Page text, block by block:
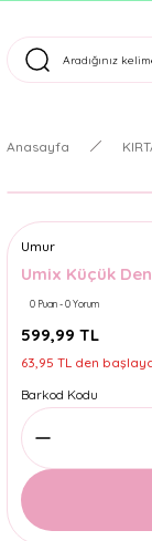
Anasayfa
Umur
Umix Küçük
0 Puan - 0 Yorum
599,99 TL
63,95 TL den
Barkod Kodu